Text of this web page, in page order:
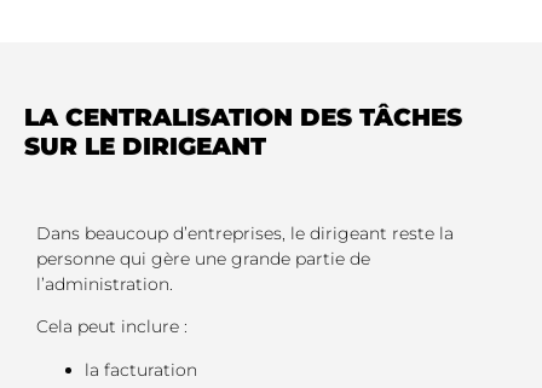
LA CENTRALISATION DES TÂCHES
SUR LE DIRIGEANT
Dans beaucoup d’entreprises, le dirigeant reste la
personne qui gère une grande partie de
l’administration.
Cela peut inclure :
la facturation